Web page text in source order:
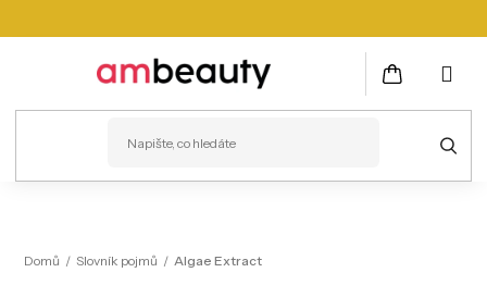
na
NÁKUPNÍ
KOŠÍK
VLASY
Domů / Slovník pojmů / Algae Extract